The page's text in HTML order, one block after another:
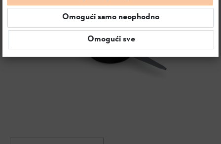
Omogući samo neophodno
Omogući sve